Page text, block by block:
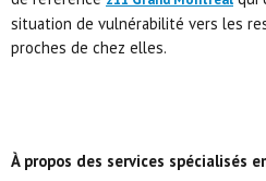
situation de vulnérabilité vers les
proches de chez elles.
À propos des services spécialisés